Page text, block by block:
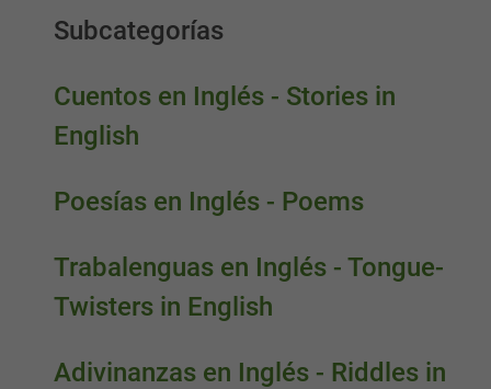
Subcategorías
Cuentos en Inglés - Stories in
English
Poesías en Inglés - Poems
Trabalenguas en Inglés - Tongue-
Twisters in English
Adivinanzas en Inglés - Riddles in